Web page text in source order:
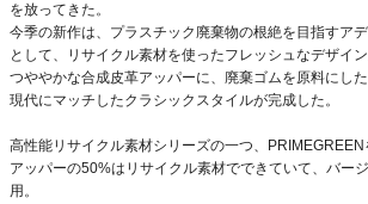
を放ってきた。
今季の新作は、プラスチック廃棄物の根絶を目指すア
として、リサイクル素材を使ったフレッシュなデザイン
つややかな合成皮革アッパーに、廃棄ゴムを原料にし
現代にマッチしたクラシックスタイルが完成した。
高性能リサイクル素材シリーズの一つ、PRIMEGREEN
アッパーの50%はリサイクル素材でできていて、バー
用。